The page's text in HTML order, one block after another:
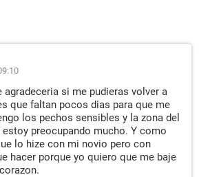
agradeceria si me pudieras volver a
que faltan pocos dias para que me
los pechos sensibles y la zona del
preocupando mucho. Y como
lo hize con mi novio pero con
hacer porque yo quiero que me baje